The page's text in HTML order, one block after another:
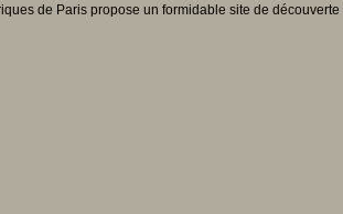
de Paris propose un formidable site de